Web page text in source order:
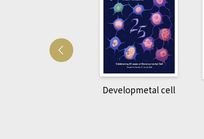
Developmetal cell